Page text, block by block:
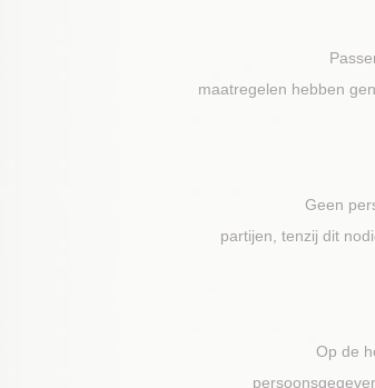
maatregelen hebben
Geen
partijen, tenzij dit
Op de